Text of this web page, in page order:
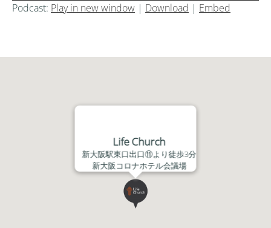
プ
ヤ
Podcast: Play in new window | Download | Embed
Life Church
新大阪駅東口出口⑪より徒歩3分
新大阪コロナホテル会議場